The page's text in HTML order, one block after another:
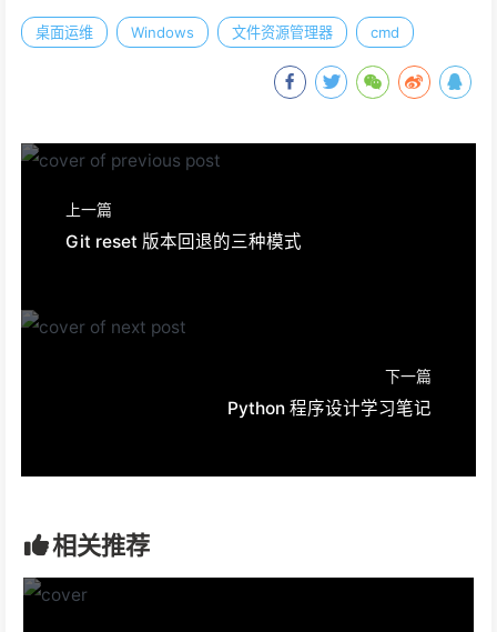
桌面运维 Windows 文件资源管理器 cmd
上一篇
Git reset 版本回退的三种模式
下一篇
Python 程序设计学习笔记
相关推荐